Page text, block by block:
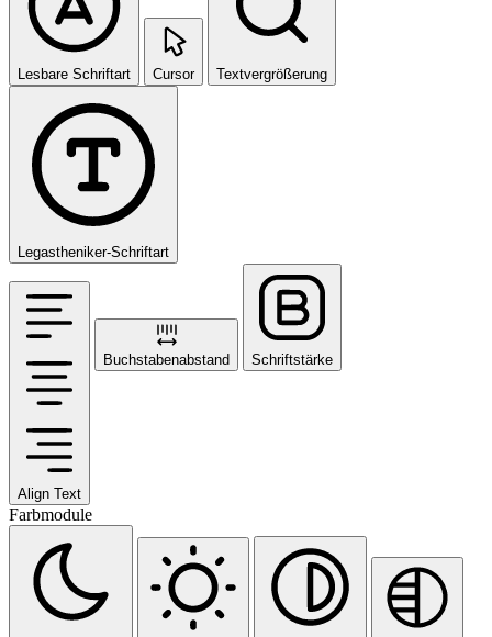
Lesbare Schriftart Cursor Textvergrößerung
Legastheniker-Schriftart
Align Text
Buchstabenabstand Schriftstärke
Farbmodule